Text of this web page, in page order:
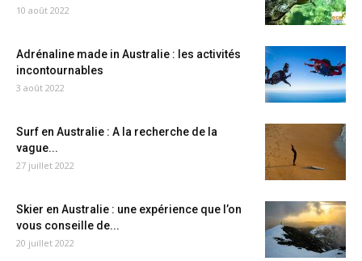
10 août 2022
Adrénaline made in Australie : les activités
incontournables
3 août 2022
Surf en Australie : A la recherche de la
vague...
27 juillet 2022
Skier en Australie : une expérience que l’on
vous conseille de...
20 juillet 2022